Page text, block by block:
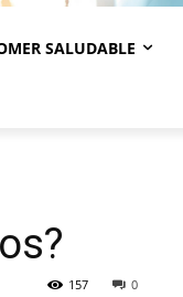
SALUDABLE
0
157